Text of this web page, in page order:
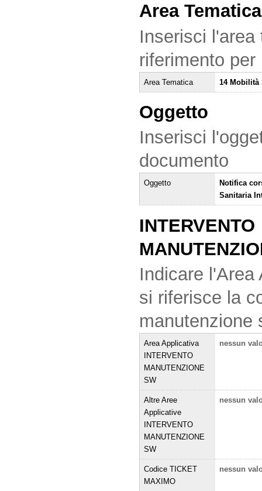
Area Tematica
Inserisci l'area
riferimento
Area Tematica 14 Mobilità
Oggetto
Inserisci
documento
Oggetto
Notifica
Sanitaria
INTERVENTO
Indicare l'Area
si riferisce la
manutenzione
Area Applicativa
INTERVENTO
MANUTENZIONE
SW
nessun
Altre Aree
Applicative
INTERVENTO
MANUTENZIONE
SW
nessun
Codice TICKET
MAXIMO
nessun